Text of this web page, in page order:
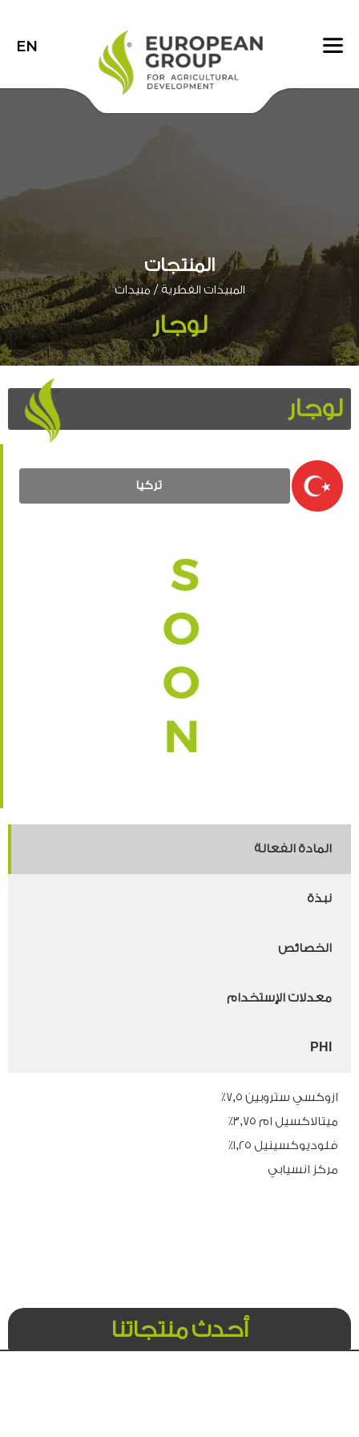
EN
المنتجات
المبيدات الفطرية /مبيدات
لوجار
لوجار
تركيا
المادة الفعالة
نبذة
الخصائص
معدلات الإستخدام
PHI
ازوكسي ستروبين ٧,٥٪
ميتالاكسيل ام ٣,٧٥٪
فلوديوكسينيل ١,٢٥٪
مركز انسيابي
أحدث منتجاتنا